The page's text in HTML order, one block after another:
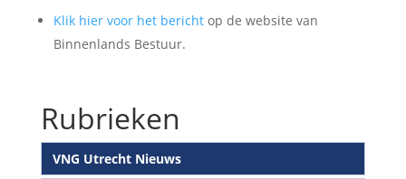
Klik hier voor het berichtop de website van
Binnenlands Bestuur.
Rubrieken
VNG Utrecht Nieuws